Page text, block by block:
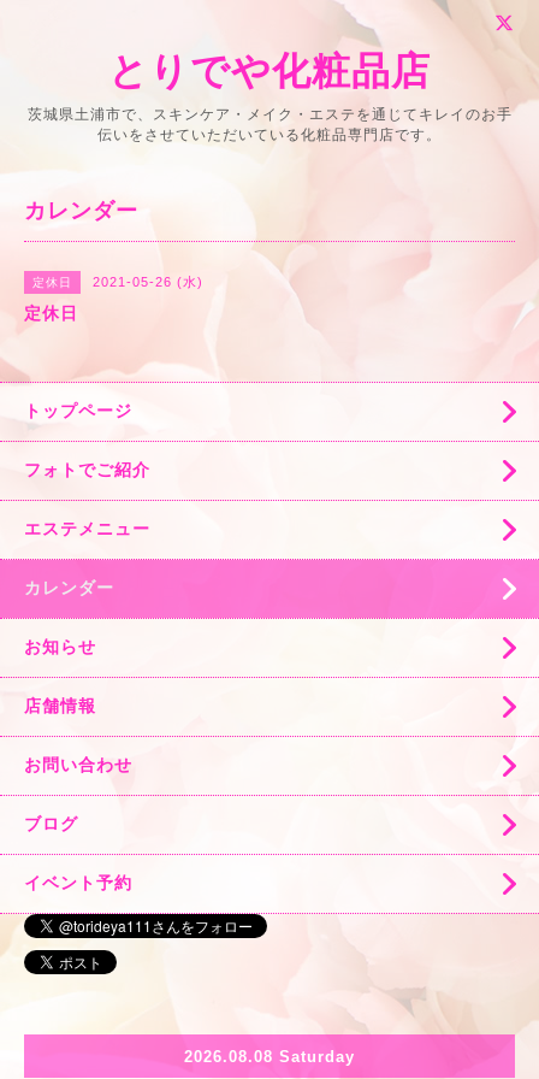
とりでや化粧品店
茨城県土浦市で、スキンケア・メイク・エステを通じてキレイのお手
伝いをさせていただいている化粧品専門店です。
カレンダー
定休日 2021-05-26 (水)
定休日
トップページ
フォトでご紹介
エステメニュー
カレンダー
お知らせ
店舗情報
お問い合わせ
ブログ
イベント予約
2026.08.08 Saturday